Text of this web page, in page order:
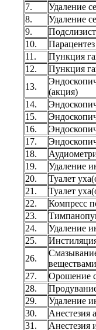
7.
Удаление
8.
Удаление
9.
10.
Парацентез
11.
Пункция
12.
Пункция
13.
(акция)
14.
15.
16.
17.
18.
19.
Удаление
20.
Туалет
21.
Туалет
22.
Компресс
23.
24.
Удаление
25.
26.
веществами
27.
Орошение
28.
29.
Удаление
30.
Анестезия
31.
Анестезия